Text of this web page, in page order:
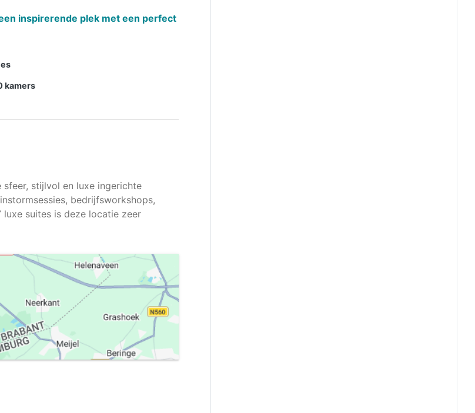
inspirerende plek met een perfect
kamers
stijlvol en luxe ingerichte
bedrijfsworkshops,
suites is deze locatie zeer